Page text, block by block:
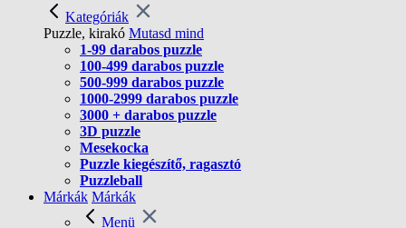
Kategóriák
Puzzle, kirakó Mutasd mind
1-99 darabos puzzle
100-499 darabos puzzle
500-999 darabos puzzle
1000-2999 darabos puzzle
3000 + darabos puzzle
3D puzzle
Mesekocka
Puzzle kiegészítő, ragasztó
Puzzleball
Márkák Márkák
Menü